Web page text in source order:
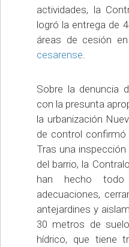
actividades, la
logró la entrega de
áreas de cesión
cesarense
Sobre la denuncia
con la presunta
la urbanización
de control confirmó
Tras una
del barrio, la
han hecho todo
adecuaciones,
antejardines y
30 metros de
hídrico, que tiene